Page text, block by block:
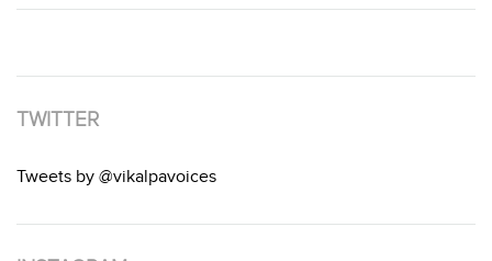
TWITTER
Tweets by @vikalpavoices